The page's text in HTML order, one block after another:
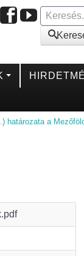
határozata a